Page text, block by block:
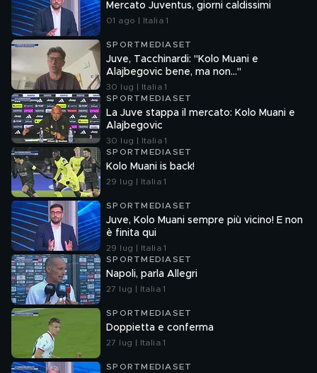
Mercato Juventus, giorni caldissimi
01 ago | Italia 1
SPORTMEDIASET
Juve, Tacchinardi: "Kolo Muani e
Alajbegovic bene, ma non..."
30 lug | Italia 1
SPORTMEDIASET
La Juve stappa il mercato: Kolo Muani e
Alajbegovic
30 lug | Italia 1
SPORTMEDIASET
Kolo Muani is back!
29 lug | Italia 1
SPORTMEDIASET
Juve, Kolo Muani sempre più vicino! E non
è finita qui
29 lug | Italia 1
SPORTMEDIASET
Napoli, parla Allegri
27 lug | Italia 1
SPORTMEDIASET
Doppietta e conferma
27 lug | Italia 1
SPORTMEDIASET